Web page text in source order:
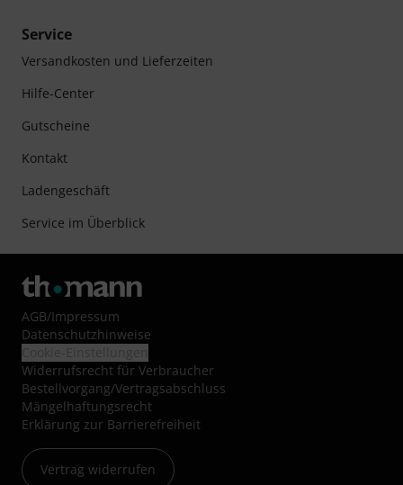
Service
Versandkosten und Lieferzeiten
Hilfe-Center
Gutscheine
Kontakt
Ladengeschäft
Service im Überblick
AGB/Impressum
Datenschutzhinweise
Widerrufsrecht für Verbraucher
Bestellvorgang/Vertragsabschluss
Mängelhaftungsrecht
Erklärung zur Barrierefreiheit
Vertrag widerrufen